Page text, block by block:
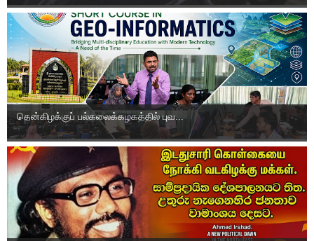
தென்கிழக்குப் பல்கலைக்கழகத்தில் புவ...